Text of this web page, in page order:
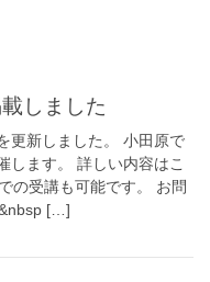
しました
更新しました。 小田原で
します。 詳しい内容はこ
受講も可能です。 お問
[…]